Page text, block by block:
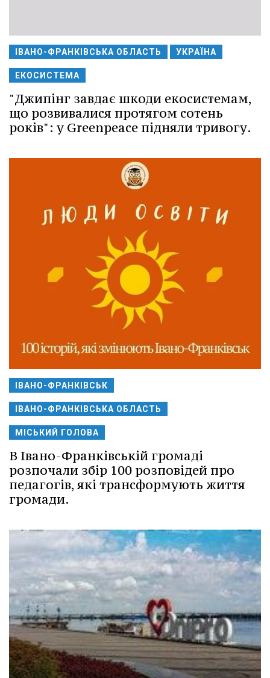
ІВАНО-ФРАНКІВСЬКА ОБЛАСТЬ УКРАЇНА
ЕКОСИСТЕМА
"Джипінг завдає шкоди екосистемам,
що розвивалися протягом сотень
років": у Greenpeace підняли тривогу.
ІВАНО-ФРАНКІВСЬК
ІВАНО-ФРАНКІВСЬКА ОБЛАСТЬ
МІСЬКИЙ ГОЛОВА
В Івано-Франківській громаді
розпочали збір 100 розповідей про
педагогів, які трансформують життя
громади.